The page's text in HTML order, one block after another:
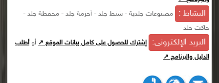
النشاط :
مصنوعات جلدية - شنط جلد - أحزمة جلد - محفظة جلد -
جاكت جلد
البريد الإلكترونى: إشترك للحصول على كامل بيانات الموقع ↗ أوأطلب
الدليل والبرنامج ↗